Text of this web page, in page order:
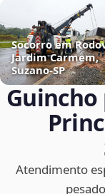
Socorro em
Jardim Carmem,
Suzano‑SP
Guincho
Atendimento